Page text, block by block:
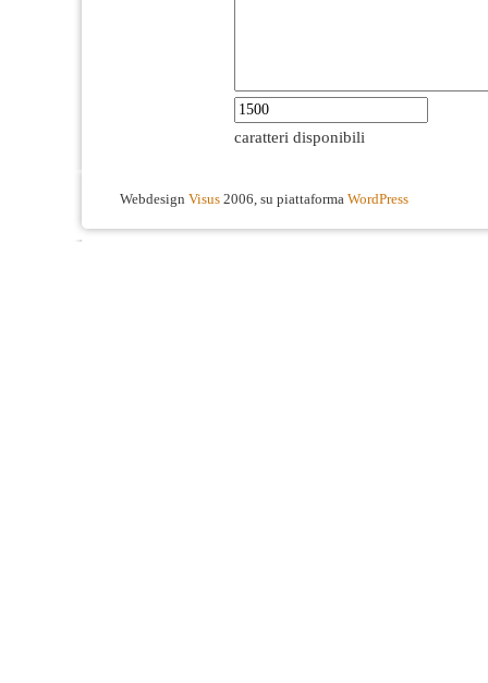
caratteri disponibili
Webdesign Visus 2006, su piattaforma WordPress